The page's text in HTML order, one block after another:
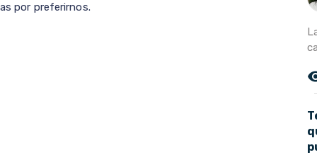
por preferirnos.